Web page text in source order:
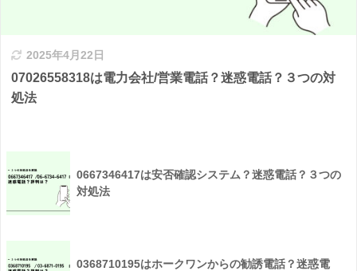
2025年4月22日
07026558318は電力会社/営業電話？迷惑電話？３つの対
処法
0667346417は安否確認システム？迷惑電話？３つの
対処法
0368710195はホークワンからの勧誘電話？迷惑電